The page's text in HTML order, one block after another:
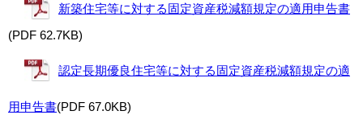
新築住宅等に対する固定資産税減額規定の適用申告書
(PDF 62.7KB)
認定長期優良住宅等に対する固定資産税減額規定の適
用申告書(PDF 67.0KB)